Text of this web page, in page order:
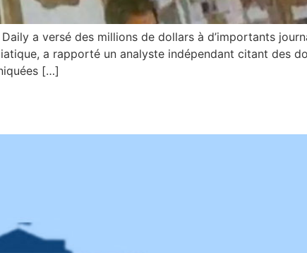
a versé des millions de dollars à d’importants
a rapporté un analyste indépendant citant des
[…]